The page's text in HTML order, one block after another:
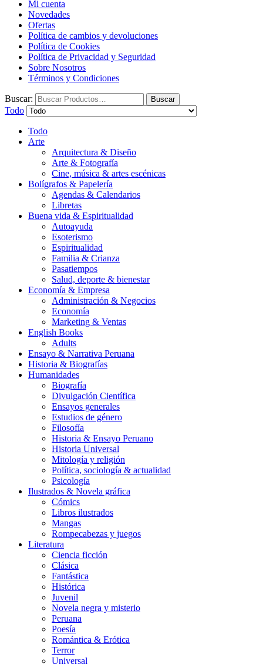
Mi cuenta
Novedades
Ofertas
Política de cambios y devoluciones
Política de Cookies
Política de Privacidad y Seguridad
Sobre Nosotros
Términos y Condiciones
Buscar: Buscar
Todo
Todo
Arte
Arquitectura & Diseño
Arte & Fotografía
Cine, música & artes escénicas
Bolígrafos & Papelería
Agendas & Calendarios
Libretas
Buena vida & Espiritualidad
Autoayuda
Esoterismo
Espiritualidad
Familia & Crianza
Pasatiempos
Salud, deporte & bienestar
Economía & Empresa
Administración & Negocios
Economía
Marketing & Ventas
English Books
Adults
Ensayo & Narrativa Peruana
Historia & Biografías
Humanidades
Biografía
Divulgación Científica
Ensayos generales
Estudios de género
Filosofía
Historia & Ensayo Peruano
Historia Universal
Mitología y religión
Política, sociología & actualidad
Psicología
Ilustrados & Novela gráfica
Cómics
Libros ilustrados
Mangas
Rompecabezas y juegos
Literatura
Ciencia ficción
Clásica
Fantástica
Histórica
Juvenil
Novela negra y misterio
Peruana
Poesía
Romántica & Erótica
Terror
Universal